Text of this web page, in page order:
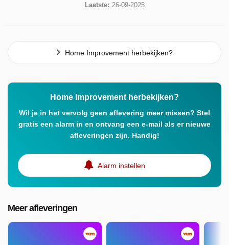
Laatste: 26-09-2025
Home Improvement herbekijken?
Home Improvement herbekijken?
Wil je in het vervolg geen aflevering meer missen? Stel
gratis een alarm in en ontvang een e-mail als er nieuwe
afleveringen zijn. Handig!
Alarm instellen
Meer afleveringen